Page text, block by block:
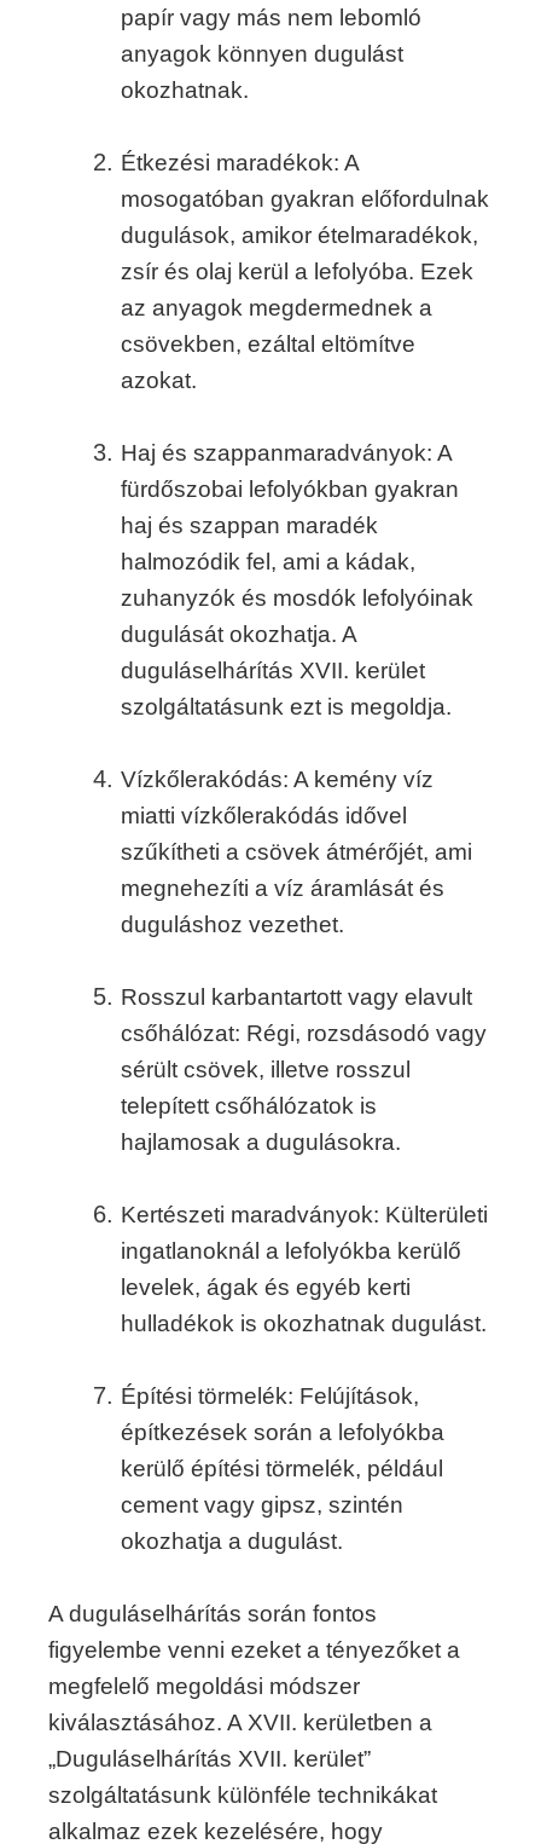
papír vagy más nem lebomló
anyagok könnyen dugulást
okozhatnak.
Étkezési maradékok: A
mosogatóban gyakran előfordulnak
dugulások, amikor ételmaradékok,
zsír és olaj kerül a lefolyóba. Ezek
az anyagok megdermednek a
csövekben, ezáltal eltömítve
azokat.
Haj és szappanmaradványok: A
fürdőszobai lefolyókban gyakran
haj és szappan maradék
halmozódik fel, ami a kádak,
zuhanyzók és mosdók lefolyóinak
dugulását okozhatja. A
duguláselhárítás XVII. kerület
szolgáltatásunk ezt is megoldja.
Vízkőlerakódás: A kemény víz
miatti vízkőlerakódás idővel
szűkítheti a csövek átmérőjét, ami
megnehezíti a víz áramlását és
duguláshoz vezethet.
Rosszul karbantartott vagy elavult
csőhálózat: Régi, rozsdásodó vagy
sérült csövek, illetve rosszul
telepített csőhálózatok is
hajlamosak a dugulásokra.
Kertészeti maradványok: Külterületi
ingatlanoknál a lefolyókba kerülő
levelek, ágak és egyéb kerti
hulladékok is okozhatnak dugulást.
Építési törmelék: Felújítások,
építkezések során a lefolyókba
kerülő építési törmelék, például
cement vagy gipsz, szintén
okozhatja a dugulást.
A duguláselhárítás során fontos
figyelembe venni ezeket a tényezőket a
megfelelő megoldási módszer
kiválasztásához. A XVII. kerületben a
„Duguláselhárítás XVII. kerület”
szolgáltatásunk különféle technikákat
alkalmaz ezek kezelésére, hogy